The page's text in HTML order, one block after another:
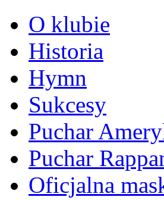
O klubie
Historia
Hymn
Sukcesy
Puchar
Puchar
Oficjalna